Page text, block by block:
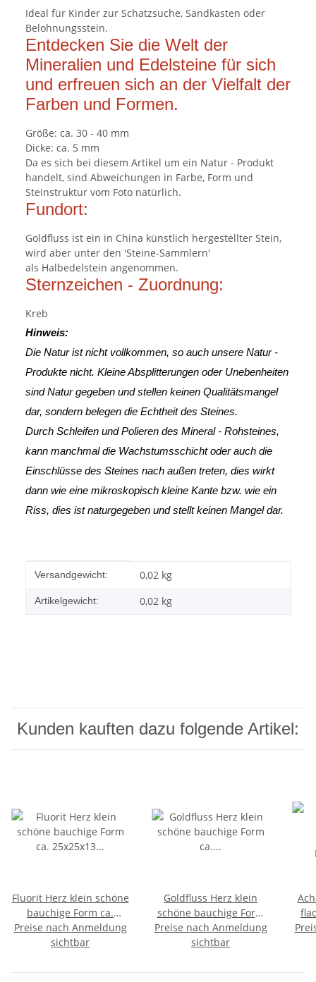
Ideal für Kinder zur Schatzsuche, Sandkasten oder
Belohnungsstein.
Entdecken Sie die Welt der
Mineralien und Edelsteine für sich
und erfreuen sich an der Vielfalt der
Farben und Formen.
Größe: ca. 30 - 40 mm
Dicke: ca. 5 mm
Da es sich bei diesem Artikel um ein Natur - Produkt
handelt, sind Abweichungen in Farbe, Form und
Steinstruktur vom Foto natürlich.
Fundort:
Goldfluss ist ein in China künstlich hergestellter Stein,
wird aber unter den 'Steine-Sammlern'
als Halbedelstein angenommen.
Sternzeichen - Zuordnung:
Kreb
Hinweis:
Die Natur ist nicht vollkommen, so auch unsere Natur -
Produkte nicht. Kleine Absplitterungen oder Unebenheiten
sind Natur gegeben und stellen keinen Qualitätsmangel
dar, sondern belegen die Echtheit des Steines.
Durch Schleifen und Polieren des Mineral - Rohsteines,
kann manchmal die Wachstumsschicht oder auch die
Einschlüsse des Steines nach außen treten, dies wirkt
dann wie eine mikroskopisch kleine Kante bzw. wie ein
Riss, dies ist naturgegeben und stellt keinen Mangel dar.
Produkteigenschaft
Wert
Versandgewicht: 0,02 kg
Artikelgewicht: 0,02 kg
Kunden kauften dazu folgende Artikel:
Fluorit Herz klein schöne
bauchige Form ca.
25x25x13 mm als
Handschmeichler
Preise nach Anmeldung
sichtbar
Goldfluss Herz klein
schöne bauchige Form
ca. 25x25x13 mm als
Handschmeichler
Preise nach Anmeldung
sichtbar